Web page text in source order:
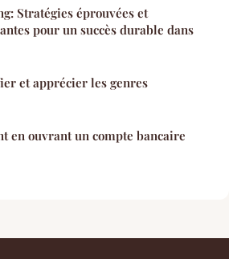
Stratégies éprouvées et
pour un succès durable dans
et apprécier les genres
en ouvrant un compte bancaire